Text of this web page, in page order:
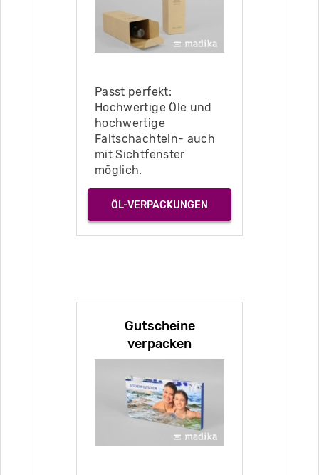
Passt perfekt:
Hochwertige Öle und
hochwertige
Faltschachteln- auch
mit Sichtfenster
möglich.
ÖL-VERPACKUNGEN
Gutscheine
verpacken